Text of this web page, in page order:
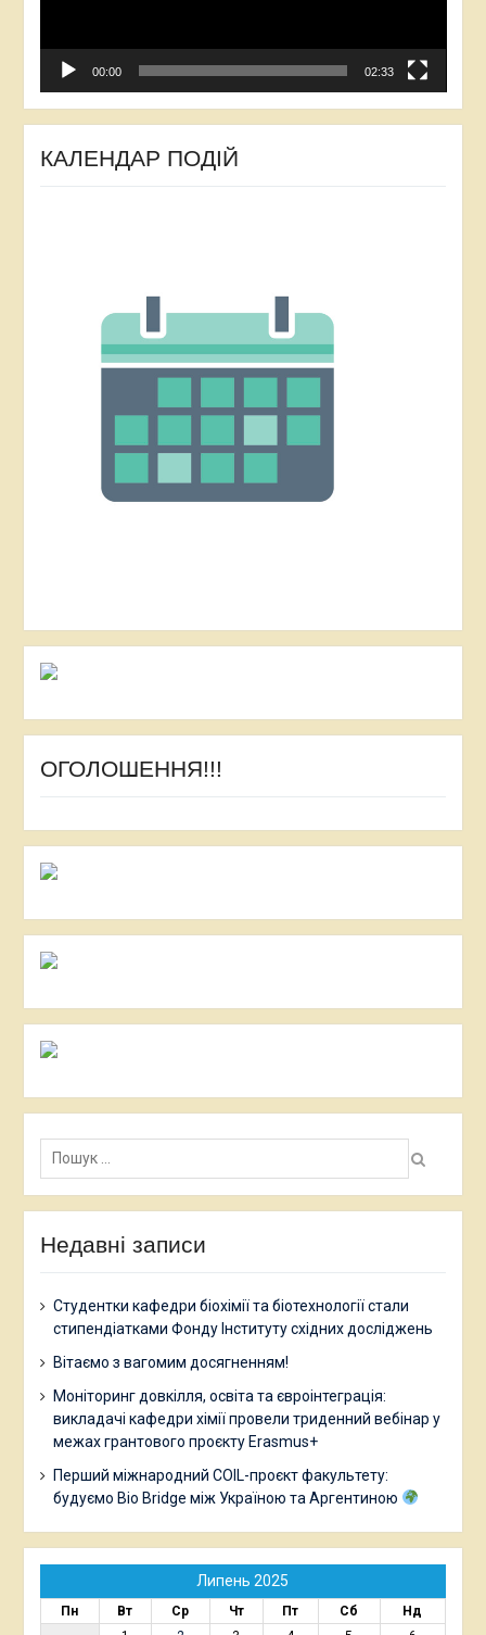
00:00 02:33
КАЛЕНДАР ПОДІЙ
ОГОЛОШЕННЯ!!!
Пошук:
Недавні записи
Студентки кафедри біохімії та біотехнології стали
стипендіатками Фонду Інституту східних досліджень
Вітаємо з вагомим досягненням!
Моніторинг довкілля, освіта та євроінтеграція:
викладачі кафедри хімії провели триденний вебінар у
межах грантового проєкту Erasmus+
Перший міжнародний COIL-проєкт факультету:
будуємо Bio Bridge між Україною та Аргентиною
Липень 2025
Пн Вт Ср Чт Пт Сб
Нд